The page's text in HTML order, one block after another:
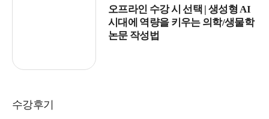
오프라인 수강 시 선택 | 생성형 AI
시대에 역량을 키우는 의학/생물학
논문 작성법